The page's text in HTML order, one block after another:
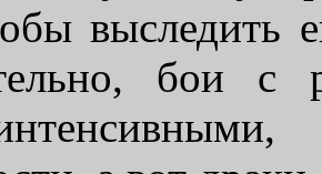
выследить
бои с